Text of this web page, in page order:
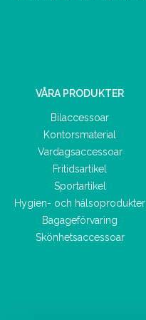
VÅRA PRODUKTER
Bilaccessoar
Kontorsmaterial
Vardagsaccessoar
Fritidsartikel
Sportartikel
Hygien- och hälsoprodukter
Bagageförvaring
Skönhetsaccessoar